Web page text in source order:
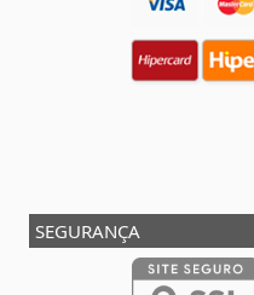
SEGURANÇA